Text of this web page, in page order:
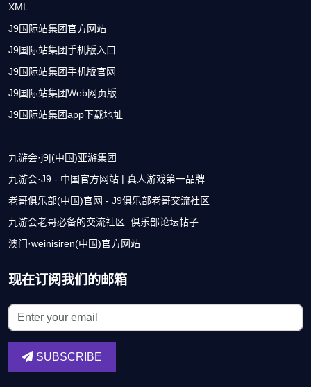
XML
J9国际站集团官方网站
J9国际站集团手机版入口
J9国际站集团手机版官网
J9国际站集团Web网页版
J9国际站集团app下载地址
九游会·j9|(中国)亚游集团
九游会·J9 - 中国官方网站 | 真人游戏第一品牌
老哥俱乐部(中国)官网 - J9俱乐部老哥交流社区
九游会老哥必备的交流社区_俱乐部论坛帖子
澳门·weinisiren(中国)官方网站
现在订阅我们的邮箱
SUBSCRIBE